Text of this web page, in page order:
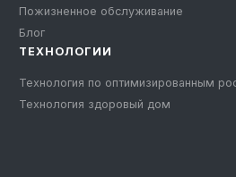
Пожизненное обслуживание
Блог
ТЕХНОЛОГИИ
Технология по оптимизированным
Технология здоровый дом